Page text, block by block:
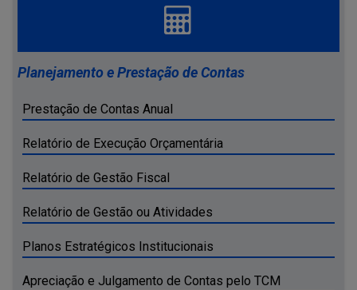
Planejamento e Prestação de Contas
Prestação de Contas Anual
Relatório de Execução Orçamentária
Relatório de Gestão Fiscal
Relatório de Gestão ou Atividades
Planos Estratégicos Institucionais
Apreciação e Julgamento de Contas pelo TCM